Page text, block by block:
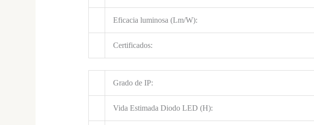
Eficacia luminosa (Lm/W):
Certificados:
Grado de IP:
Vida Estimada Diodo LED (H):